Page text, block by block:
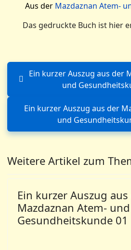
Aus der Mazdaznan Atem-
Das gedruckte Buch ist hier
Ein kurzer Auszug aus der
und
Ein kurzer Auszug aus der
und
Weitere Artikel zum
Ein kurzer Auszug
Mazdaznan Atem- und
Gesundheitskunde 01